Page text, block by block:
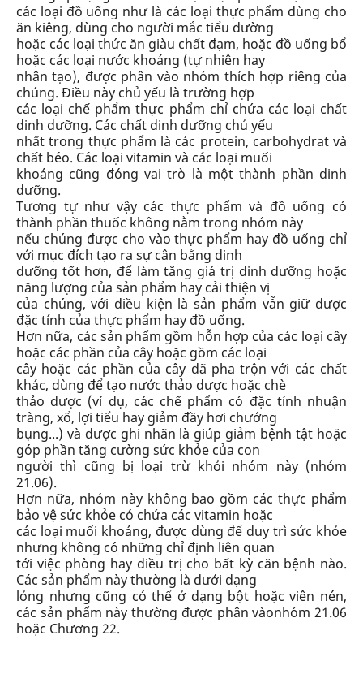
các loại đồ uống như là các loại thực phẩm dùng cho
ăn kiêng, dùng cho người mắc tiểu đường
hoặc các loại thức ăn giàu chất đạm, hoặc đồ uống bổ
hoặc các loại nước khoáng (tự nhiên hay
nhân tạo), được phân vào nhóm thích hợp riêng của
chúng. Điều này chủ yếu là trường hợp
các loại chế phẩm thực phẩm chỉ chứa các loại chất
dinh dưỡng. Các chất dinh dưỡng chủ yếu
nhất trong thực phẩm là các protein, carbohydrat và
chất béo. Các loại vitamin và các loại muối
khoáng cũng đóng vai trò là một thành phần dinh
dưỡng.
Tương tự như vậy các thực phẩm và đồ uống có
thành phần thuốc không nằm trong nhóm này
nếu chúng được cho vào thực phẩm hay đồ uống chỉ
với mục đích tạo ra sự cân bằng dinh
dưỡng tốt hơn, để làm tăng giá trị dinh dưỡng hoặc
năng lượng của sản phẩm hay cải thiện vị
của chúng, với điều kiện là sản phẩm vẫn giữ được
đặc tính của thực phẩm hay đồ uống.
Hơn nữa, các sản phẩm gồm hỗn hợp của các loại cây
hoặc các phần của cây hoặc gồm các loại
cây hoặc các phần của cây đã pha trộn với các chất
khác, dùng để tạo nước thảo dược hoặc chè
thảo dược (ví dụ, các chế phẩm có đặc tính nhuận
tràng, xổ, lợi tiểu hay giảm đầy hơi chướng
bụng...) và được ghi nhãn là giúp giảm bệnh tật hoặc
góp phần tăng cường sức khỏe của con
người thì cũng bị loại trừ khỏi nhóm này (nhóm
21.06).
Hơn nữa, nhóm này không bao gồm các thực phẩm
bảo vệ sức khỏe có chứa các vitamin hoặc
các loại muối khoáng, được dùng để duy trì sức khỏe
nhưng không có những chỉ định liên quan
tới việc phòng hay điều trị cho bất kỳ căn bệnh nào.
Các sản phẩm này thường là dưới dạng
lỏng nhưng cũng có thể ở dạng bột hoặc viên nén,
các sản phẩm này thường được phân vàonhóm 21.06
hoặc Chương 22.